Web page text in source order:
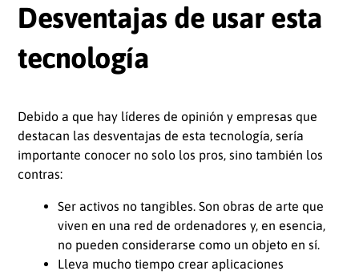
Desventajas de usar esta
tecnología
Debido a que hay líderes de opinión y empresas que
destacan las desventajas de esta tecnología, sería
importante conocer no solo los pros, sino también los
contras:
Ser activos no tangibles. Son obras de arte que
viven en una red de ordenadores y, en esencia,
no pueden considerarse como un objeto en sí.
Lleva mucho tiempo crear aplicaciones